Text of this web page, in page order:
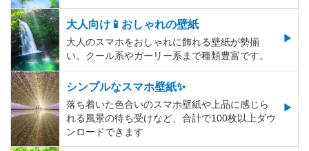
大人向け📱おしゃれの壁紙
大人のスマホをおしゃれに飾れる壁紙が勢揃
い。クール系やガーリー系まで種類豊富です。
シンプルなスマホ壁紙✨
落ち着いた色合いのスマホ壁紙や上品に感じら
れる風景の待ち受けなど、合計で100枚以上ダウ
ンロードできます